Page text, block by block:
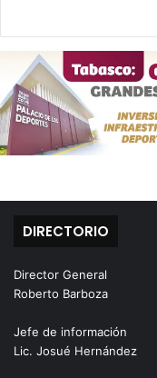
DIRECTORIO
Director General
Roberto Barboza
Jefe de información
Lic. Josué Hernández